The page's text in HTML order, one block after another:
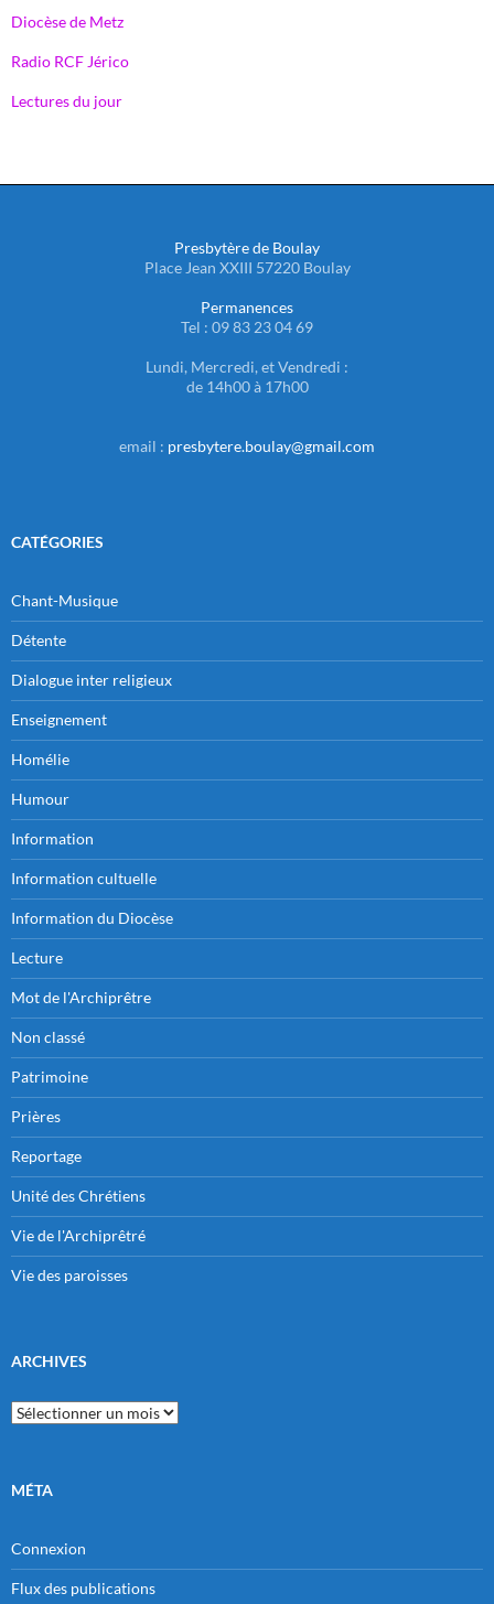
Diocèse de Metz
Radio RCF Jérico
Lectures du jour
Presbytère de Boulay
Place Jean XXIII 57220 Boulay
Permanences
Tel : 09 83 23 04 69
Lundi, Mercredi, et Vendredi :
de 14h00 à 17h00
email : presbytere.boulay@gmail.com
CATÉGORIES
Chant-Musique
Détente
Dialogue inter religieux
Enseignement
Homélie
Humour
Information
Information cultuelle
Information du Diocèse
Lecture
Mot de l'Archiprêtre
Non classé
Patrimoine
Prières
Reportage
Unité des Chrétiens
Vie de l'Archiprêtré
Vie des paroisses
ARCHIVES
Archives
MÉTA
Connexion
Flux des publications